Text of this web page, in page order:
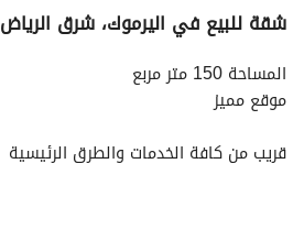
التفاصيل معلومات ترخيص الإعلان
شقة للبيع في اليرموك، شرق الرياض
المساحة 150 متر مربع
موقع مميز
قريب من كافة الخدمات والطرق الرئيسية